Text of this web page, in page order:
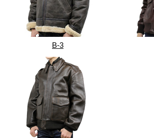
B-3